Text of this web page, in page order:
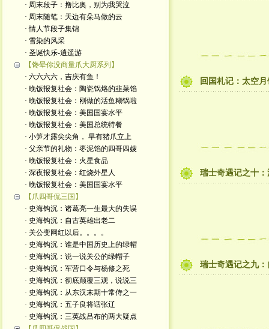
· 周末段子：撸比奥，别为我哭泣
· 周末随笔：天边有朵马做的云
· 情人节段子集锦
· 雪染的风采
· 圣诞快乐-逍遥游
【馋晕你没商量爪大厨系列】
· 六六六六，吉庆有鱼！
· 晚饭报复社会：陶瓷锅烙的韭菜馅
· 晚饭报复社会：刚做的活鱼糊锅啦
· 晚饭报复社会：美国国宴水平
· 晚饭报复社会：美国总统特餐
· 小笋才露尖尖角， 早有猪爪立上
· 父亲节的礼物：枣泥馅的四哥四嫂
· 晚饭报复社会：火星食品
· 深夜报复社会：红烧外星人
· 晚饭报复社会：美国国宴水平
【爪四哥侃三国】
· 史海钩沉：诸葛亮一生最大的失误
· 史海钩沉：自古英雄出老二
· 关公变网红以后。。。。
· 史海钩沉：谁是中国历史上的绿帽
· 史海钩沉：说一说关公的绿帽子
· 史海钩沉：军营口令与杨修之死
· 史海钩沉：彻底颠覆三观，说说三
· 史海钩沉：从东汉末期十常侍之一
· 史海钩沉：五子良将话张辽
· 史海钩沉：三英战吕布的两大疑点
回国札记：太空月
瑞士奇遇记之十
瑞士奇遇记之九